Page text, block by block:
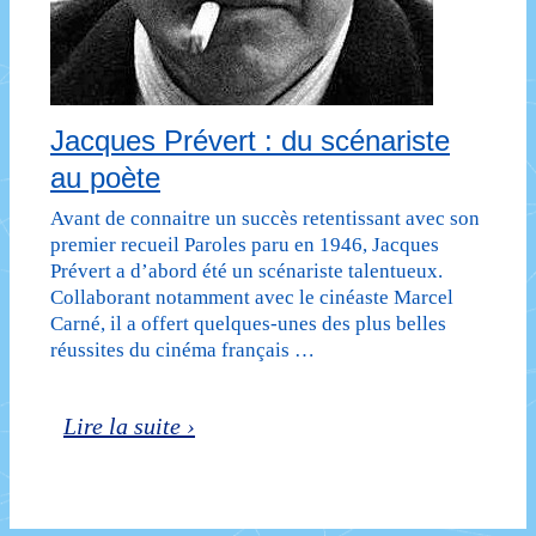
Jacques Prévert : du scénariste
au poète
Avant de connaitre un succès retentissant avec son
premier recueil Paroles paru en 1946, Jacques
Prévert a d’abord été un scénariste talentueux.
Collaborant notamment avec le cinéaste Marcel
Carné, il a offert quelques-unes des plus belles
réussites du cinéma français …
Jacques
Lire la suite ›